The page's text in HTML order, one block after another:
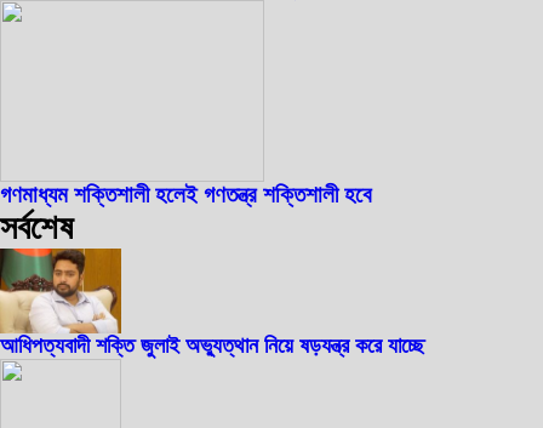
গণমাধ্যম শক্তিশালী হলেই গণতন্ত্র শক্তিশালী হবে
সর্বশেষ
আধিপত্যবাদী শক্তি জুলাই অভ্যুত্থান নিয়ে ষড়যন্ত্র করে যাচ্ছে